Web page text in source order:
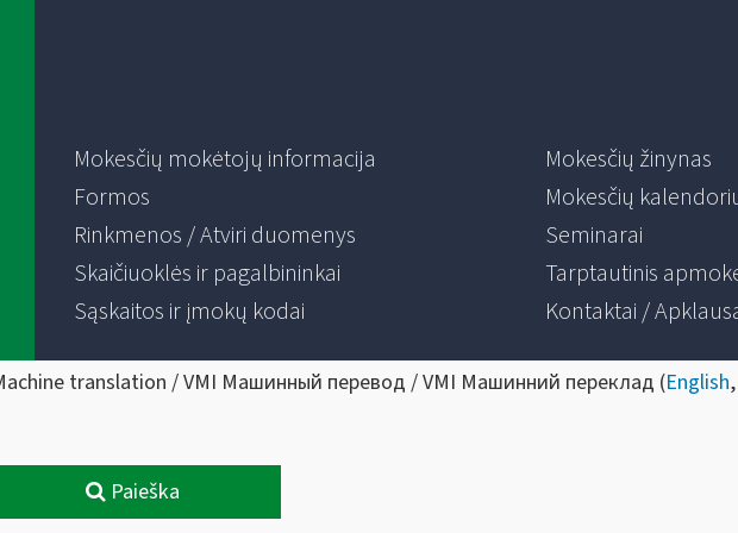
Mokesčių mokėtojų informacija
Formos
Rinkmenos / Atviri duomenys
Skaičiuoklės ir pagalbininkai
Sąskaitos ir įmokų kodai
Mokesčių žinynas
Mokesčių
Seminarai
Tarptautinis
Kontaktai /
translation / VMI Машинный перевод / VMI Машинний переклад (English,
Paieška